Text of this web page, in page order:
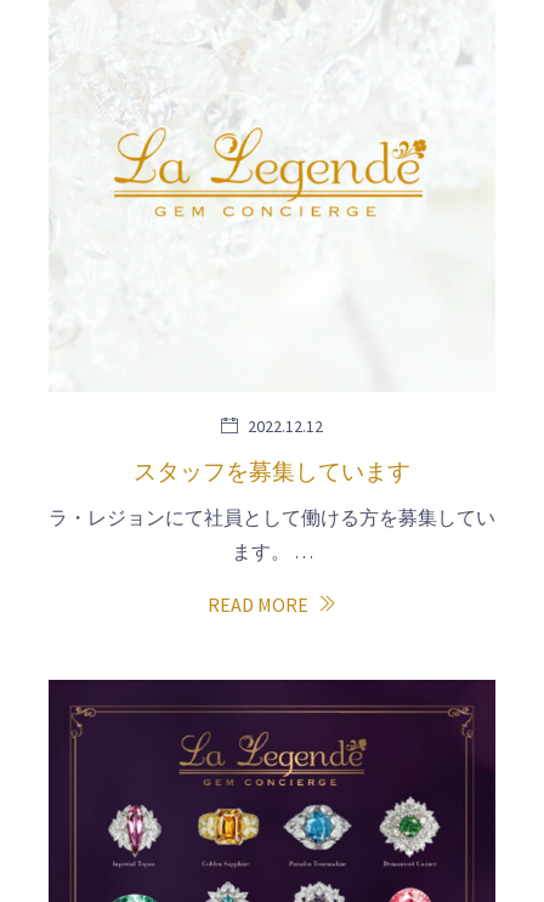
2022.12.12
スタッフを募集しています
ラ・レジョンにて社員として働ける方を募集してい
ます。 …
READ MORE